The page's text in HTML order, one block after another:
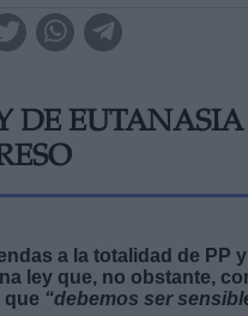
DE
a la totalidad de PP
ley que, no obstante,
que “debemos ser